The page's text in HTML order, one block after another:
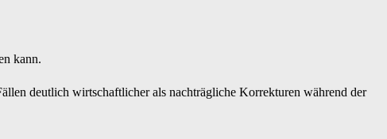
kann.
deutlich wirtschaftlicher als nachträgliche Korrekturen während der